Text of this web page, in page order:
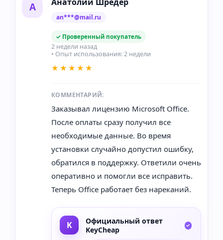
А
an***@mail.ru
✓ Проверенный покупатель
2 недели назад
• Опыт использования: 2 недели
★★★★★
КОММЕНТАРИЙ:
Заказывал лицензию Microsoft Office.
После оплаты сразу получил все
необходимые данные. Во время
установки случайно допустил ошибку,
обратился в поддержку. Ответили очень
оперативно и помогли все исправить.
Теперь Office работает без нареканий.
Официальный ответ
KeyCheap